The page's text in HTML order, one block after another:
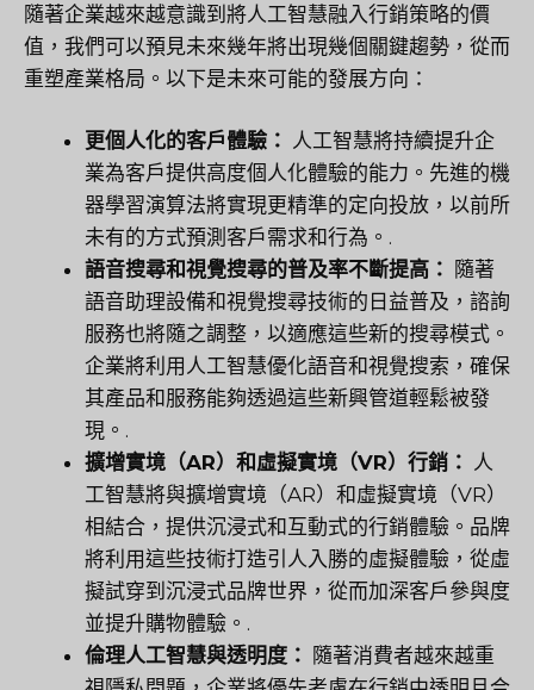
隨著企業越來越意識到將人工智慧融入行銷策略的價
值，我們可以預見未來幾年將出現幾個關鍵趨勢，從而
重塑產業格局。以下是未來可能的發展方向：
更個人化的客戶體驗： 人工智慧將持續提升企
業為客戶提供高度個人化體驗的能力。先進的機
器學習演算法將實現更精準的定向投放，以前所
未有的方式預測客戶需求和行為。.
語音搜尋和視覺搜尋的普及率不斷提高： 隨著
語音助理設備和視覺搜尋技術的日益普及，諮詢
服務也將隨之調整，以適應這些新的搜尋模式。
企業將利用人工智慧優化語音和視覺搜索，確保
其產品和服務能夠透過這些新興管道輕鬆被發
現。.
擴增實境（AR）和虛擬實境（VR）行銷： 人
工智慧將與擴增實境（AR）和虛擬實境（VR）
相結合，提供沉浸式和互動式的行銷體驗。品牌
將利用這些技術打造引人入勝的虛擬體驗，從虛
擬試穿到沉浸式品牌世界，從而加深客戶參與度
並提升購物體驗。.
倫理人工智慧與透明度： 隨著消費者越來越重